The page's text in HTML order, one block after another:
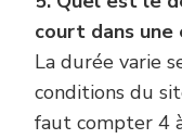
court dans une
La durée varie
conditions du
faut compter 4